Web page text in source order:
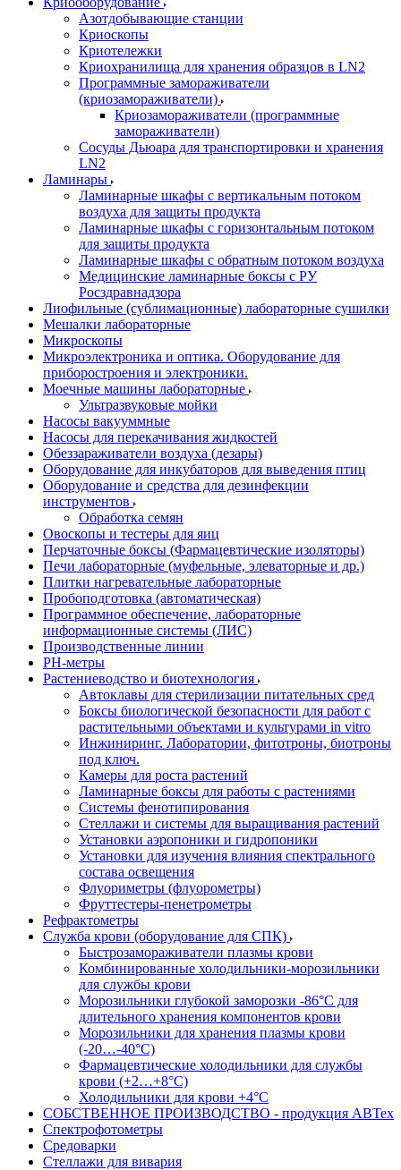
Азотдобывающие станции
Криоскопы
Криотележки
Криохранилища для хранения образцов в LN2
Программные замораживатели
(криозамораживатели)
Криозамораживатели (программные
замораживатели)
Сосуды Дьюара для транспортировки и хранения
LN2
Ламинары
Ламинарные шкафы с вертикальным потоком
воздуха для защиты продукта
Ламинарные шкафы с горизонтальным потоком
для защиты продукта
Ламинарные шкафы с обратным потоком воздуха
Медицинские ламинарные боксы с РУ
Росздравнадзора
Лиофильные (сублимационные) лабораторные сушилки
Мешалки лабораторные
Микроскопы
Микроэлектроника и оптика. Оборудование для
приборостроения и электроники.
Моечные машины лабораторные
Ультразвуковые мойки
Насосы вакууммные
Насосы для перекачивания жидкостей
Обеззараживатели воздуха (дезары)
Оборудование для инкубаторов для выведения птиц
Оборудование и средства для дезинфекции
инструментов
Обработка семян
Овоскопы и тестеры для яиц
Перчаточные боксы (Фармацевтические изоляторы)
Печи лабораторные (муфельные, элеваторные и др.)
Плитки нагревательные лабораторные
Пробоподготовка (автоматическая)
Программное обеспечение, лабораторные
информационные системы (ЛИС)
Производственные линии
РH-метры
Растениеводство и биотехнология
Автоклавы для стерилизации питательных сред
Боксы биологической безопасности для работ с
растительными объектами и культурами in vitro
Инжиниринг. Лаборатории, фитотроны, биотроны
под ключ.
Камеры для роста растений
Ламинарные боксы для работы с растениями
Системы фенотипирования
Стеллажи и системы для выращивания растений
Установки аэропоники и гидропоники
Установки для изучения влияния спектрального
состава освещения
Флуориметры (флуорометры)
Фруттестеры-пенетрометры
Рефрактометры
Служба крови (оборудование для СПК)
Быстрозамораживатели плазмы крови
Комбинированные холодильники-морозильники
для службы крови
Морозильники глубокой заморозки -86°С для
длительного хранения компонентов крови
Морозильники для хранения плазмы крови
(-20…-40°С)
Фармацевтические холодильники для службы
крови (+2…+8°С)
Холодильники для крови +4°С
СОБСТВЕННОЕ ПРОИЗВОДСТВО - продукция АВТех
Спектрофотометры
Средоварки
Стеллажи для вивария